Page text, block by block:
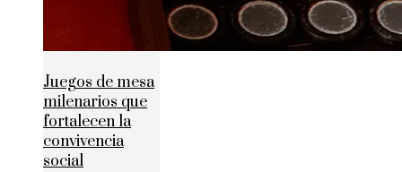
Juegos de mesa
milenarios que
fortalecen la
convivencia
social